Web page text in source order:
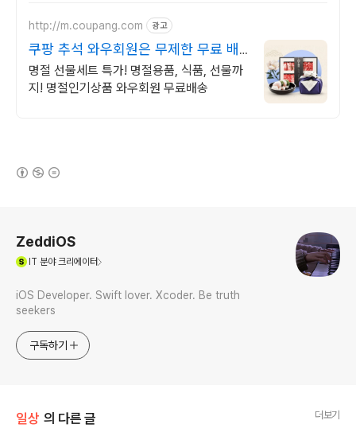
http://m.coupang.com 광고
쿠팡 추석 와우회원은 무제한 무료 배
송
명절 선물세트 특가! 명절용품, 식품, 선물까
지! 명절인기상품 와우회원 무료배송
ZeddiOS
IT 분야 크리에이터
iOS Developer. Swift lover. Xcoder. Be truth
seekers
구독하기
일상 의 다른 글 더보기